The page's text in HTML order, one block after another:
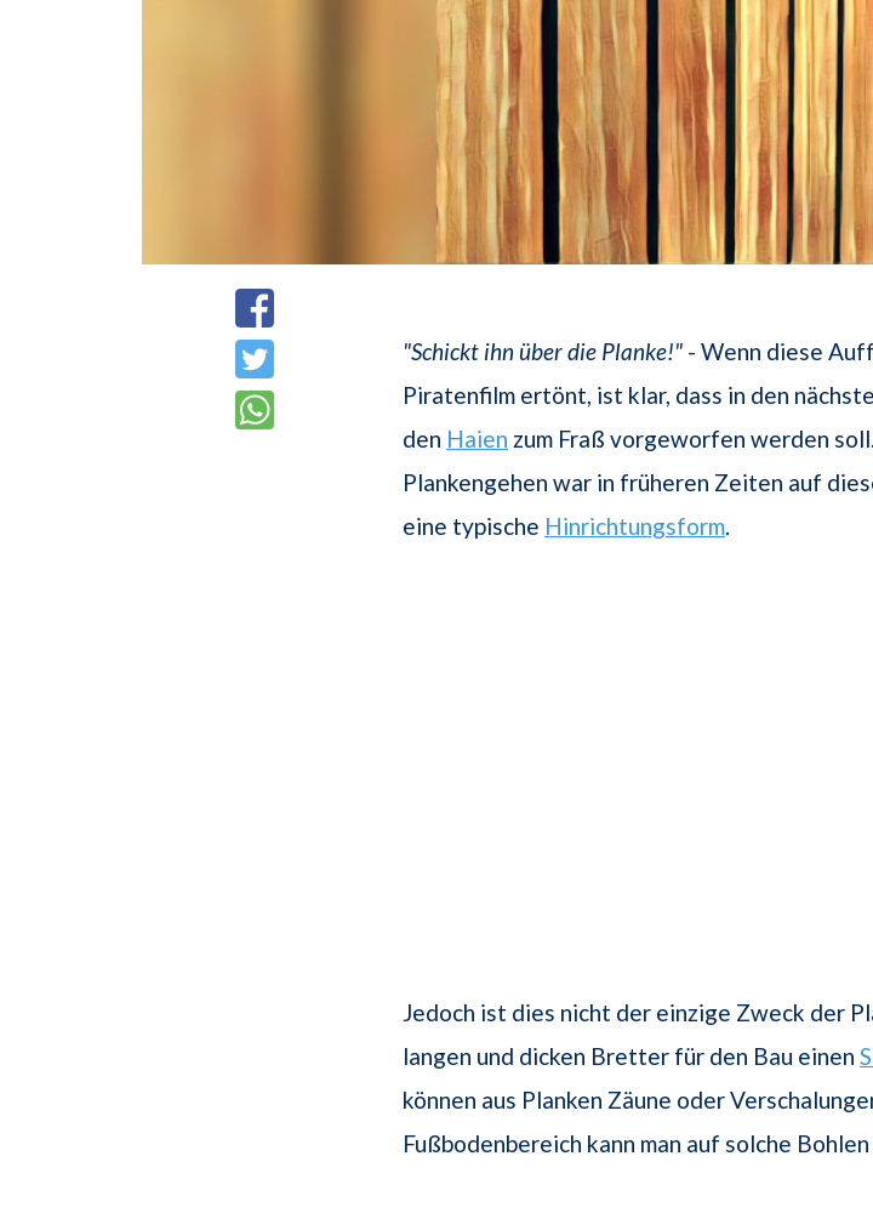
"Schickt ihn über die Planke!" - Wenn diese
Piratenfilm ertönt, ist klar, dass in den
den Haien zum Fraß vorgeworfen werden
Plankengehen war in früheren Zeiten auf
eine typische Hinrichtungsform.
Jedoch ist dies nicht der einzige Zweck der
langen und dicken Bretter für den Bau einen
können aus Planken Zäune oder
Fußbodenbereich kann man auf solche